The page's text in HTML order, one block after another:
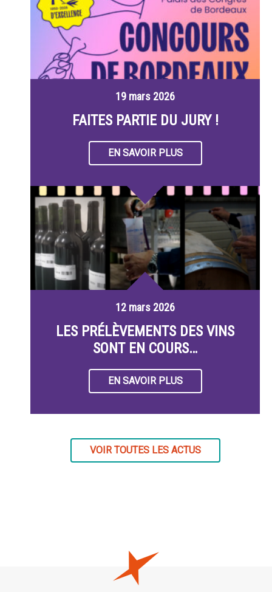
19 mars 2026
FAITES PARTIE DU JURY !
EN SAVOIR PLUS
12 mars 2026
LES PRÉLÈVEMENTS DES VINS
SONT EN COURS…
EN SAVOIR PLUS
VOIR TOUTES LES ACTUS